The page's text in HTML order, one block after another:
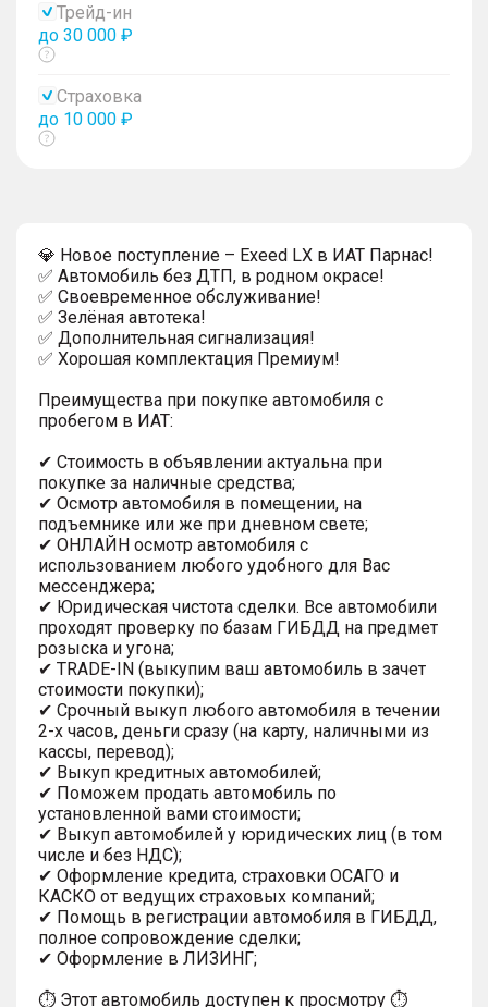
Трейд-ин
до 30 000 ₽
Показать
Страховка
до 10 000 ₽
Показать
💎 Новое поступление – Exeed LX в ИАТ Парнас!
✅ Автомобиль без ДТП, в родном окрасе!
✅ Своевременное обслуживание!
✅ Зелёная автотека!
✅ Дополнительная сигнализация!
✅ Хорошая комплектация Премиум!
Преимущества при покупке автомобиля с
пробегом в ИАТ:
✔ Стоимость в объявлении актуальна при
покупке за наличные средства;
✔ Осмотр автомобиля в помещении, на
подъемнике или же при дневном свете;
✔ ОНЛАЙН осмотр автомобиля с
использованием любого удобного для Вас
мессенджера;
✔ Юридическая чистота сделки. Все автомобили
проходят проверку по базам ГИБДД на предмет
розыска и угона;
✔ TRADE-IN (выкупим ваш автомобиль в зачет
стоимости покупки);
✔ Срочный выкуп любого автомобиля в течении
2-х часов, деньги сразу (на карту, наличными из
кассы, перевод);
✔ Выкуп кредитных автомобилей;
✔ Поможем продать автомобиль по
установленной вами стоимости;
✔ Выкуп автомобилей у юридических лиц (в том
числе и без НДС);
✔ Оформление кредита, страховки ОСАГО и
КАСКО от ведущих страховых компаний;
✔ Помощь в регистрации автомобиля в ГИБДД,
полное сопровождение сделки;
✔ Оформление в ЛИЗИНГ;
⏱ Этот автомобиль доступен к просмотру ⏱